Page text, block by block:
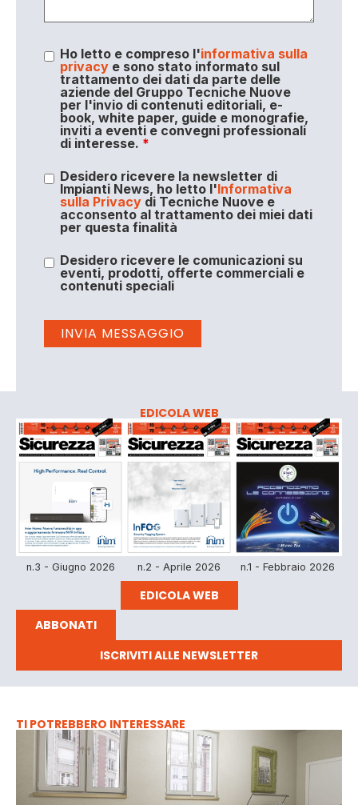
Ho letto e compreso l'informativa sulla
privacye sono stato informato sul
trattamento dei dati da parte delle
aziende del Gruppo Tecniche Nuove
per l'invio di contenuti editoriali, e-
book, white paper, guide e monografie,
inviti a eventi e convegni professionali
di interesse. *
Desidero ricevere la newsletter di
Impianti News, ho letto l'Informativa
sulla Privacydi Tecniche Nuove e
acconsento al trattamento dei miei dati
per questa finalità
Desidero ricevere le comunicazioni su
eventi, prodotti, offerte commerciali e
contenuti speciali
EDICOLA WEB
n.3 - Giugno 2026 n.2 - Aprile 2026 n.1 - Febbraio 2026
EDICOLA WEB
ABBONATI
ISCRIVITI ALLE NEWSLETTER
TI POTREBBERO INTERESSARE